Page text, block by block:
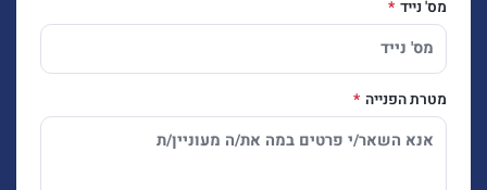
מס' נייד
מטרת הפנייה